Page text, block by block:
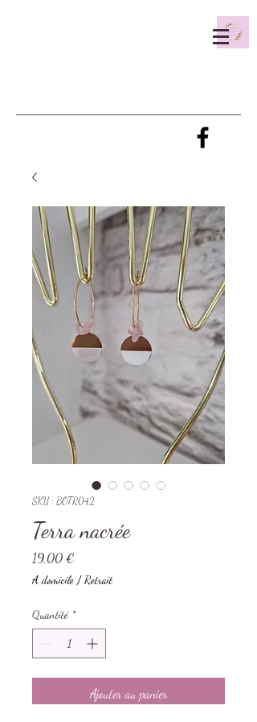
SKU : BOTR042
Terra nacrée
19,00 €
A domicile / Retrait
Quantité *
Ajouter au panier